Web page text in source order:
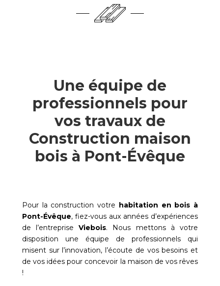
Une équipe de
professionnels pour
vos travaux de
Construction maison
bois à Pont-Évêque
Pour la construction votre habitation en bois à
Pont-Évêque, fiez-vous aux années d’expériences
de l’entrepriseViebois. Nous mettons à votre
disposition une équipe de professionnels qui
misent sur l’innovation, l’écoute de vos besoins et
de vos idées pour concevoir la maison de vos rêves
!